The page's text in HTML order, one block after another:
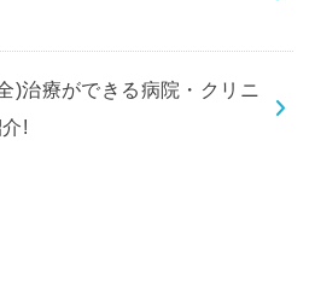
)治療ができる病院・クリニ
!